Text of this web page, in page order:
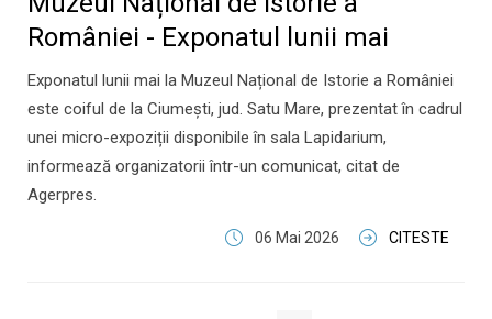
României - Exponatul lunii mai
Exponatul lunii mai la Muzeul Național de Istorie a României
este coiful de la Ciumești, jud. Satu Mare, prezentat în cadrul
unei micro-expoziții disponibile în sala Lapidarium,
informează organizatorii într-un comunicat, citat de
Agerpres.
06 Mai 2026 CITESTE